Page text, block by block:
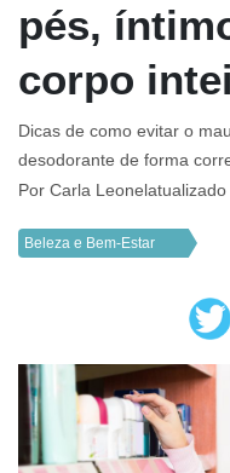
pés,
corpo
Dicas de como evitar o
desodorante de forma
Por Carla Leonel
Beleza e Bem-Estar